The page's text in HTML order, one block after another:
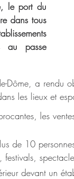
le port du
dans tous
au passe
Dôme, a rendu
les lieux et
les
de 10
festivals,
devant un